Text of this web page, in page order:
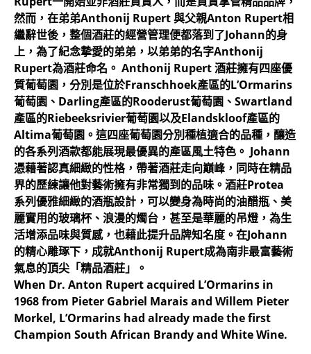
然而，在弟弟Anthonij Rupert 與父親Anton Rupert相
繼辭世後，整個酒莊的經營管理便都落到了Johann的身
上，為了紀念摯愛的弟弟，以弟弟的名字Anthonij
Rupert為酒莊命名。 Anthonij Rupert 酒莊擁有四座優
質葡萄園，分別是位於Franschhoek產區的L’Ormarins
葡萄園、Darling產區的Rooderust葡萄園、Swartland
產區的Riebeeksrivier葡萄園以及Elandskloof產區的
Altima葡萄園。這四座葡萄園分別種植適合的品種，釀造
的各系列酒款都能展現最優異的產區風土特色。 Johann
憑藉著認真細緻的性格，帶著酒莊走向巔峰，同時在精品
界的歷練讓他對藝術擁有非常獨到的品味。酒莊Protea
系列優雅細緻的酒瓶設計，可以變身為時尚的油醋瓶、美
麗實用的玻璃杯、浪漫的燭台，甚至是華麗的吊燈，為生
活增添品味與質感，也藉此提升品牌知名度。在Johann
的精心雕琢下，成就Anthonij Rupert成為南非最富藝術
氣息的頂尖「精品酒莊」。
When Dr. Anton Rupert acquired L’Ormarins in
1968 from Pieter Gabriel Marais and Willem Pieter
Morkel, L’Ormarins had already made the first
Champion South African Brandy and White Wine.